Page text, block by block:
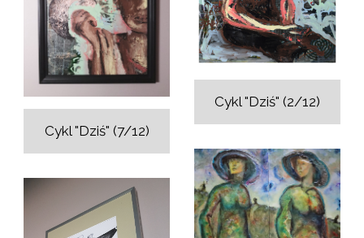
Cykl "Dziś" (2/12)
Cykl "Dziś" (7/12)